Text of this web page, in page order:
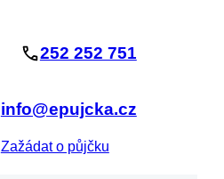
252 252 751
info@epujcka.cz
Zažádat o půjčku